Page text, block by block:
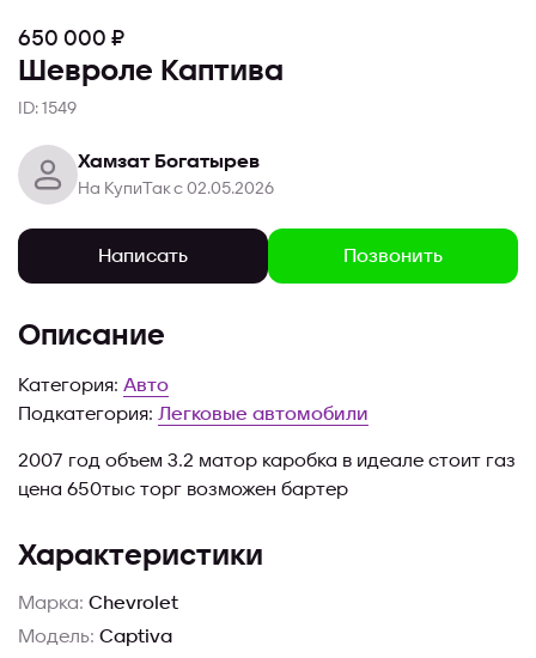
650 000 ₽
Шевроле Каптива
ID: 1549
Хамзат Богатырев
На КупиТак с 02.05.2026
Написать Позвонить
Описание
Категория: Авто
Подкатегория: Легковые автомобили
2007 год объем 3.2 матор каробка в идеале стоит газ
цена 650тыс торг возможен бартер
Характеристики
Марка: Chevrolet
Модель: Captiva